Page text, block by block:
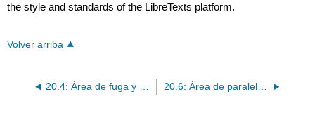
the style and standards of the LibreTexts platform.
Volver arriba
20.4: Área de fuga y subdivisiones 20.6: Área de paralelogramos sólidos